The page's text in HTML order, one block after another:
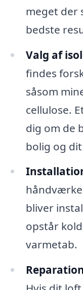
meget der
bedste
Valg af
findes
såsom
cellulose.
dig om de
bolig og
bliver
opstår
varmetab.